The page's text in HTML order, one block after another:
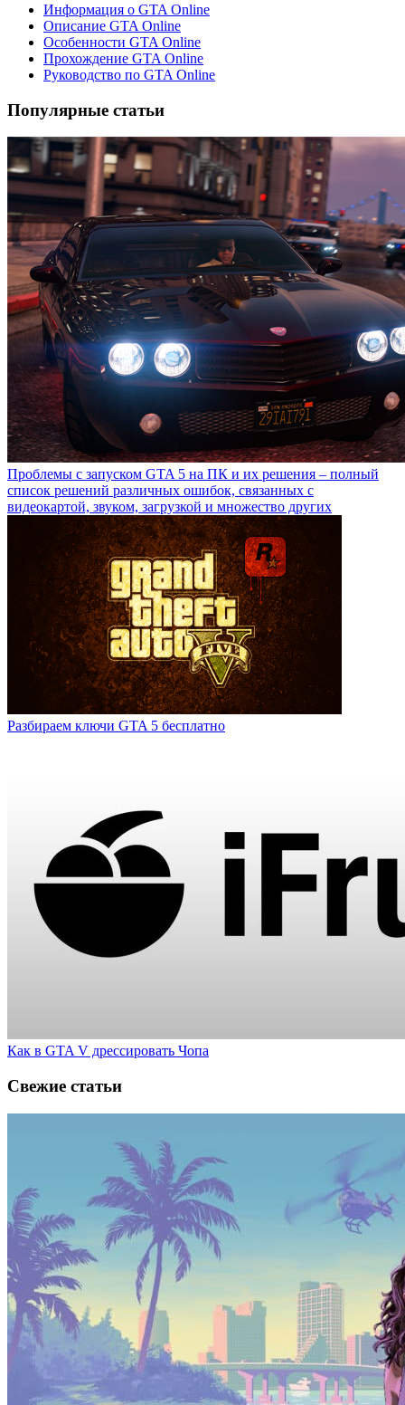
Информация о GTA Online
Описание GTA Online
Особенности GTA Online
Прохождение GTA Online
Руководство по GTA Online
Популярные статьи
Проблемы с запуском GTA 5 на ПК и их решения – полный
список решений различных ошибок, связанных с
видеокартой, звуком, загрузкой и множество других
Разбираем ключи GTA 5 бесплатно
Как в GTA V дрессировать Чопа
Свежие статьи